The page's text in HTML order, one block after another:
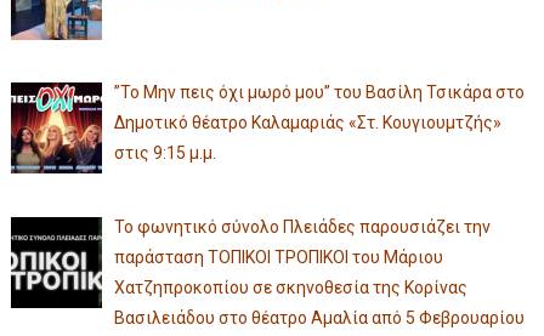
”Το Μην πεις όχι μωρό μου” του Βασίλη Τσικάρα στο
Δημοτικό θέατρο Καλαμαριάς «Στ. Κουγιουμτζής»
στις 9:15 μ.μ.
Το φωνητικό σύνολο Πλειάδες παρουσιάζει την
παράσταση ΤΟΠΙΚΟΙ ΤΡΟΠΙΚΟΙ του Μάριου
Χατζηπροκοπίου σε σκηνοθεσία της Κορίνας
Βασιλειάδου στο θέατρο Αμαλία από 5 Φεβρουαρίου